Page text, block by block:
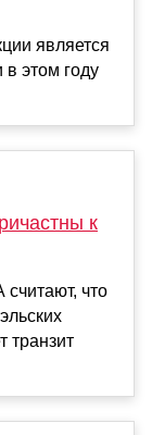
является
в этом году
к
что
транзит